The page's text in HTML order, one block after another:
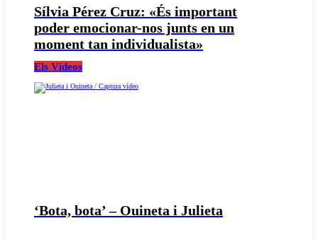
Sílvia Pérez Cruz: «És important
poder emocionar-nos junts en un
moment tan individualista»
Els Vídeos
‘Bota, bota’ – Ouineta i Julieta